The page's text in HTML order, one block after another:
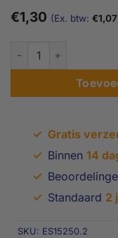
€1,30 (Ex. btw: €1,07
S-Lock aantal
✓ Gratis
✓ Binnen 14
✓
✓ Standaard 2
SKU: ES15250.2